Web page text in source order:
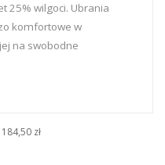
25% wilgoci. Ubrania
komfortowe w
na swobodne
184,50 zł